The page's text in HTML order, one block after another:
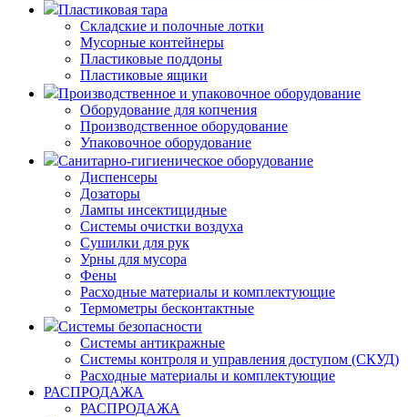
Пластиковая тара
Складские и полочные лотки
Мусорные контейнеры
Пластиковые поддоны
Пластиковые ящики
Производственное и упаковочное оборудование
Оборудование для копчения
Производственное оборудование
Упаковочное оборудование
Санитарно-гигиеническое оборудование
Диспенсеры
Дозаторы
Лампы инсектицидные
Системы очистки воздуха
Сушилки для рук
Урны для мусора
Фены
Расходные материалы и комплектующие
Термометры бесконтактные
Системы безопасности
Системы антикражные
Системы контроля и управления доступом (СКУД)
Расходные материалы и комплектующие
РАСПРОДАЖА
РАСПРОДАЖА